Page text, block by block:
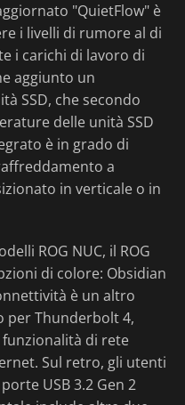
"QuietFlow" è
i livelli di rumore al di
i carichi di lavoro di
aggiunto un
SSD, che secondo
delle unità SSD
è in grado di
a
in verticale o in
ROG NUC, il ROG
di colore: Obsidian
è un altro
per Thunderbolt 4,
funzionalità di rete
Sul retro, gli utenti
USB 3.2 Gen 2